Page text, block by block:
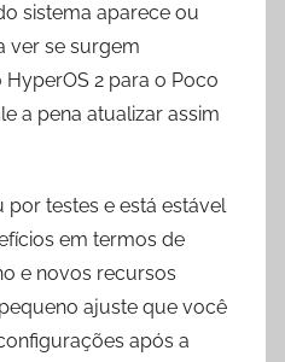
sistema aparece ou
ver se surgem
2 para o Poco
a pena atualizar assim
por testes e está estável
em termos de
e novos recursos
ajuste que você
após a